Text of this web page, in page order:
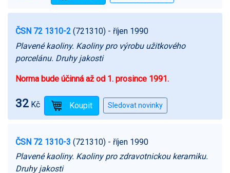
ČSN 72 1310-2 (721310) - říjen 1990
Plavené kaoliny. Kaoliny pro výrobu užitkového
porcelánu. Druhy jakosti
Norma bude účinná až od 1. prosince 1991.
32 Kč
ČSN 72 1310-3 (721310) - říjen 1990
Plavené kaoliny. Kaoliny pro zdravotnickou keramiku.
Druhy jakosti